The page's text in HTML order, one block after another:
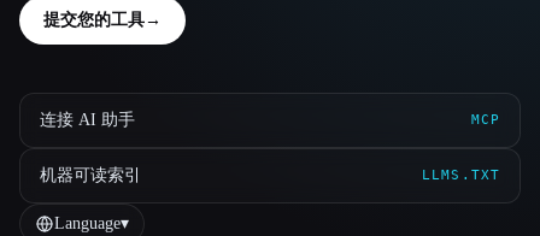
提交您的工具→
连接 AI 助手 MCP
机器可读索引 LLMS.TXT
Language▾